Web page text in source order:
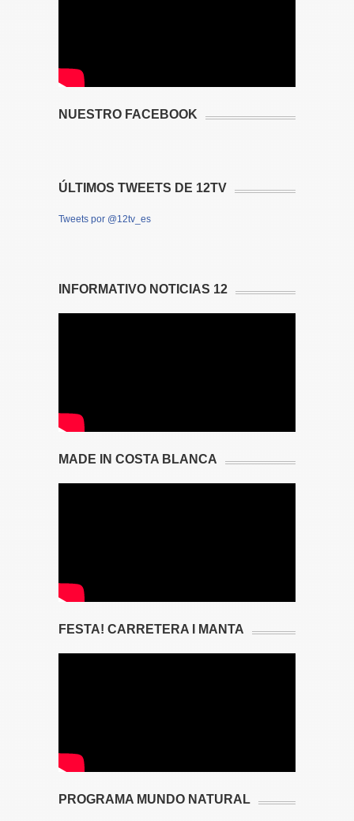
NUESTRO FACEBOOK
ÚLTIMOS TWEETS DE 12TV
Tweets por @12tv_es
INFORMATIVO NOTICIAS 12
MADE IN COSTA BLANCA
FESTA! CARRETERA I MANTA
PROGRAMA MUNDO NATURAL